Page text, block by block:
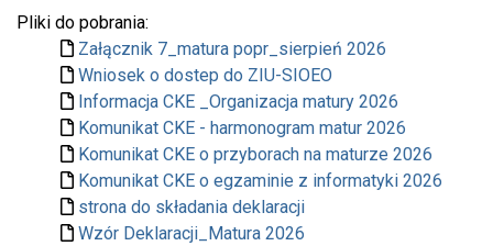
Pliki do pobrania:
Załącznik 7_matura popr_sierpień 2026
Wniosek o dostep do ZIU-SIOEO
Informacja CKE _Organizacja matury 2026
Komunikat CKE - harmonogram matur 2026
Komunikat CKE o przyborach na maturze 2026
Komunikat CKE o egzaminie z informatyki 2026
strona do składania deklaracji
Wzór Deklaracji_Matura 2026